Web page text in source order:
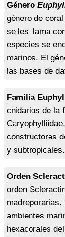
Género
género de
se les llama
especies se
marinos. El
las bases de
Familia
cnidarios de la
constructores
y
Orden
orden
madreporarias.
ambientes
hexacorales